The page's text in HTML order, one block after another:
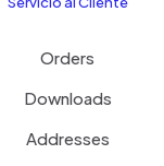
Orders
Downloads
Addresses